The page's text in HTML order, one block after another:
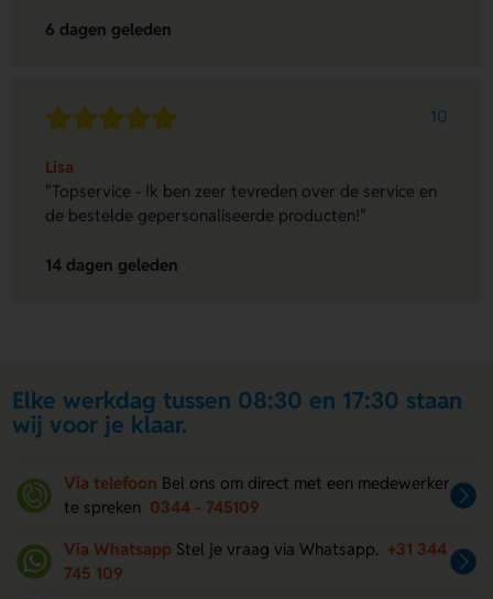
6 dagen geleden
10
Lisa
"Topservice - Ik ben zeer tevreden over de service en
de bestelde gepersonaliseerde producten!"
14 dagen geleden
Elke werkdag tussen 08:30 en 17:30 staan
wij voor je klaar.
Via telefoon Bel ons om direct met een medewerker
te spreken 0344 - 745109
Via Whatsapp Stel je vraag via Whatsapp. +31 344
745 109